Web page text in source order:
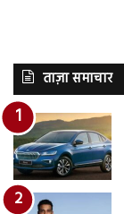
ताज़ा समाचार